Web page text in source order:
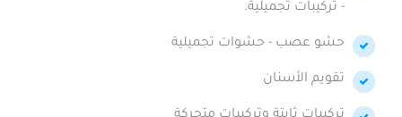
- تركيبات تجميلية.
حشو عصب - حشوات تجميلية
تقويم الأسنان